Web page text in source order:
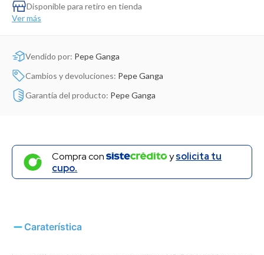
Disponible para retiro en tienda
Ver más
Vendido por: Pepe Ganga
Cambios y devoluciones: Pepe Ganga
Garantía del producto: Pepe Ganga
Compra con ysolicita tu
cupo.
Caraterística